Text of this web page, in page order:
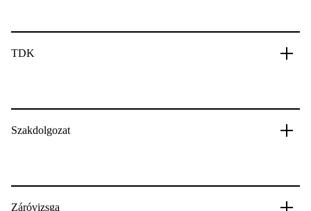
TDK
Szakdolgozat
Záróvizsga